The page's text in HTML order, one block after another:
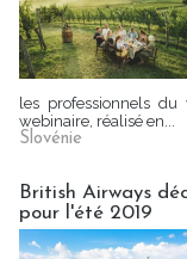
les professionnels
webinaire, réalisé en...
Slovénie
British Airways
pour l'été 2019